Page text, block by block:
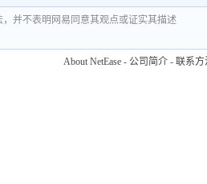
并不表明网易同意其观点或证实其描述
About NetEase - 公司简介 - 联系方